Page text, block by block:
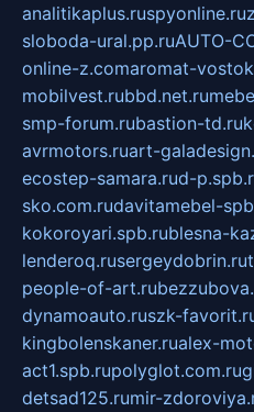
analitikaplus.ruspyonline.ru
sloboda-ural.pp.ruAUTO-
online-z.comaromat-
mobilvest.rubbd.net.ru
smp-forum.rubastion-td.ru
avrmotors.ruart-
ecostep-samara.rud-
sko.com.rudavitamebel-
kokoroyari.spb.rublesna-
lenderoq.rusergeydobrin.ru
people-of-art.ru
dynamoauto.ruszk-
kingbolenskaner.rualex-
act1.spb.rupolyglot.com.ru
detsad125.rumir-